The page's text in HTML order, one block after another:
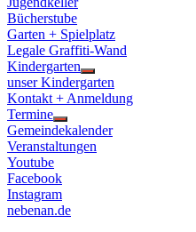
Bücherstube
Garten + Spielplatz
Legale Graffiti-Wand
Kindergarten
Show
sub
menu
unser Kindergarten
Kontakt + Anmeldung
Termine
Show
sub
menu
Gemeindekalender
Veranstaltungen
Youtube
Facebook
Instagram
nebenan.de